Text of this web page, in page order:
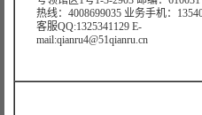
热线：4008699035 业务手机：
客服QQ:1325341129 E-
mail:qianru4@51qianru.cn